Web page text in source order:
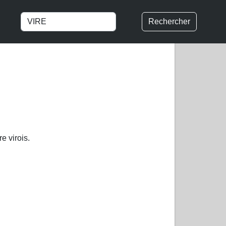
Rechercher
virois.